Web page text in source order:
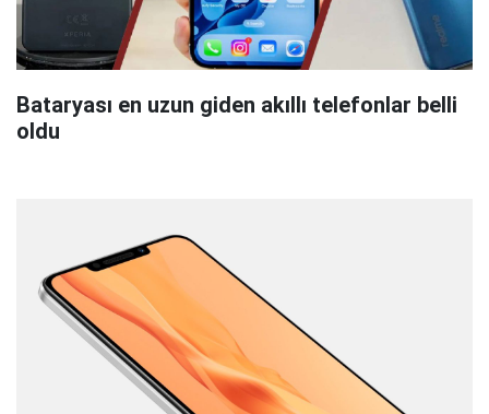
Bataryası en uzun giden akıllı telefonlar belli
oldu